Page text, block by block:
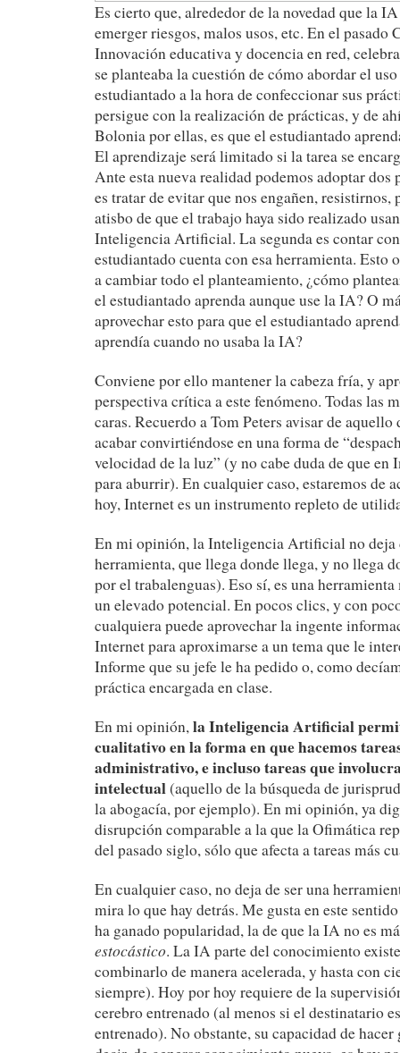
Es cierto que, alrededor de la novedad que la
emerger riesgos, malos usos, etc. En el pasado
Innovación educativa y docencia en red,
se planteaba la cuestión de cómo abordar el
estudiantado a la hora de confeccionar sus
persigue con la realización de prácticas, y de
Bolonia por ellas, es que el estudiantado
El aprendizaje será limitado si la tarea se
Ante esta nueva realidad podemos adoptar dos
es tratar de evitar que nos engañen,
atisbo de que el trabajo haya sido realizado
Inteligencia Artificial. La segunda es contar
estudiantado cuenta con esa herramienta. Esto
a cambiar todo el planteamiento, ¿cómo
el estudiantado aprenda aunque use la IA? O
aprovechar esto para que el estudiantado
aprendía cuando no usaba la IA?
Conviene por ello mantener la cabeza fría, y
perspectiva crítica a este fenómeno. Todas las
caras. Recuerdo a Tom Peters avisar de
acabar convirtiéndose en una forma de
velocidad de la luz” (y no cabe duda de que en
para aburrir). En cualquier caso, estaremos de
hoy, Internet es un instrumento repleto de
En mi opinión, la Inteligencia Artificial no deja
herramienta, que llega donde llega, y no llega
por el trabalenguas). Eso sí, es una
un elevado potencial. En pocos clics, y con
cualquiera puede aprovechar la ingente
Internet para aproximarse a un tema que le
Informe que su jefe le ha pedido o, como
práctica encargada en clase.
En mi opinión,la Inteligencia Artificial
cualitativo en la forma en que hacemos
administrativo, e incluso tareas que
intelectual(aquello de la búsqueda de
la abogacía, por ejemplo). En mi opinión, ya
disrupción comparable a la que la Ofimática
del pasado siglo, sólo que afecta a tareas más
En cualquier caso, no deja de ser una
mira lo que hay detrás. Me gusta en este
ha ganado popularidad, la de que la IA no es
estocástico. La IA parte del conocimiento
combinarlo de manera acelerada, y hasta con
siempre). Hoy por hoy requiere de la
cerebro entrenado (al menos si el destinatario
entrenado). No obstante, su capacidad de hacer